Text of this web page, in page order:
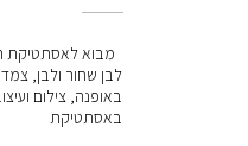
מבוא לאסתטיקת
לבן שחור ולבן,
באופנה, צילום
באסתטיקת